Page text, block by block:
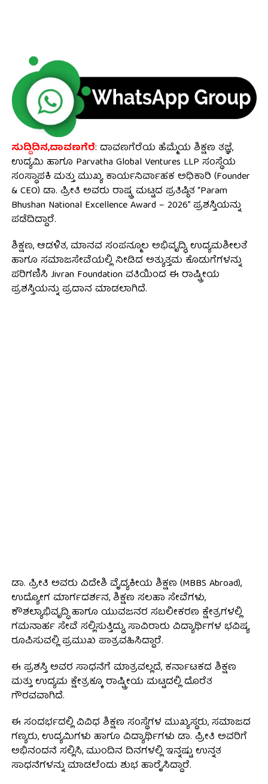
ಸುದ್ದಿದಿನ,ದಾವಣಗೆರೆ: ದಾವಣಗೆರೆಯ ಹೆಮ್ಮೆಯ ಶಿಕ್ಷಣ ತಜ್ಞೆ,
ಉದ್ಯಮಿ ಹಾಗೂ Parvatha Global Ventures LLP ಸಂಸ್ಥೆಯ
ಸಂಸ್ಥಾಪಕಿ ಮತ್ತು ಮುಖ್ಯ ಕಾರ್ಯನಿರ್ವಾಹಕ ಅಧಿಕಾರಿ (Founder
& CEO) ಡಾ. ಪ್ರೀತಿ ಅವರು ರಾಷ್ಟ್ರ ಮಟ್ಟದ ಪ್ರತಿಷ್ಠಿತ “Param
Bhushan National Excellence Award – 2026” ಪ್ರಶಸ್ತಿಯನ್ನು
ಪಡೆದಿದ್ದಾರೆ.
ಶಿಕ್ಷಣ, ಆಡಳಿತ, ಮಾನವ ಸಂಪನ್ಮೂಲ ಅಭಿವೃದ್ಧಿ, ಉದ್ಯಮಶೀಲತೆ
ಹಾಗೂ ಸಮಾಜಸೇವೆಯಲ್ಲಿ ನೀಡಿದ ಅತ್ಯುತ್ತಮ ಕೊಡುಗೆಗಳನ್ನು
ಪರಿಗಣಿಸಿ Jivran Foundation ವತಿಯಿಂದ ಈ ರಾಷ್ಟ್ರೀಯ
ಪ್ರಶಸ್ತಿಯನ್ನು ಪ್ರದಾನ ಮಾಡಲಾಗಿದೆ.
ಡಾ. ಪ್ರೀತಿ ಅವರು ವಿದೇಶಿ ವೈದ್ಯಕೀಯ ಶಿಕ್ಷಣ (MBBS Abroad),
ಉದ್ಯೋಗ ಮಾರ್ಗದರ್ಶನ, ಶಿಕ್ಷಣ ಸಲಹಾ ಸೇವೆಗಳು,
ಕೌಶಲ್ಯಾಭಿವೃದ್ಧಿ ಹಾಗೂ ಯುವಜನರ ಸಬಲೀಕರಣ ಕ್ಷೇತ್ರಗಳಲ್ಲಿ
ಗಮನಾರ್ಹ ಸೇವೆ ಸಲ್ಲಿಸುತ್ತಿದ್ದು, ಸಾವಿರಾರು ವಿದ್ಯಾರ್ಥಿಗಳ ಭವಿಷ್ಯ
ರೂಪಿಸುವಲ್ಲಿ ಪ್ರಮುಖ ಪಾತ್ರವಹಿಸಿದ್ದಾರೆ.
ಈ ಪ್ರಶಸ್ತಿ ಅವರ ಸಾಧನೆಗೆ ಮಾತ್ರವಲ್ಲದೆ, ಕರ್ನಾಟಕದ ಶಿಕ್ಷಣ
ಮತ್ತು ಉದ್ಯಮ ಕ್ಷೇತ್ರಕ್ಕೂ ರಾಷ್ಟ್ರೀಯ ಮಟ್ಟದಲ್ಲಿ ದೊರೆತ
ಗೌರವವಾಗಿದೆ.
ಈ ಸಂದರ್ಭದಲ್ಲಿ ವಿವಿಧ ಶಿಕ್ಷಣ ಸಂಸ್ಥೆಗಳ ಮುಖ್ಯಸ್ಥರು, ಸಮಾಜದ
ಗಣ್ಯರು, ಉದ್ಯಮಿಗಳು ಹಾಗೂ ವಿದ್ಯಾರ್ಥಿಗಳು ಡಾ. ಪ್ರೀತಿ ಅವರಿಗೆ
ಅಭಿನಂದನೆ ಸಲ್ಲಿಸಿ, ಮುಂದಿನ ದಿನಗಳಲ್ಲಿ ಇನ್ನಷ್ಟು ಉನ್ನತ
ಸಾಧನೆಗಳನ್ನು ಮಾಡಲೆಂದು ಶುಭ ಹಾರೈಸಿದ್ದಾರೆ.